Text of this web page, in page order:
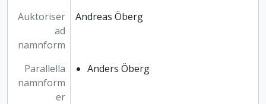
Auktoriser
ad
namnform
Andreas Öberg
Parallella
namnform
er
Anders Öberg